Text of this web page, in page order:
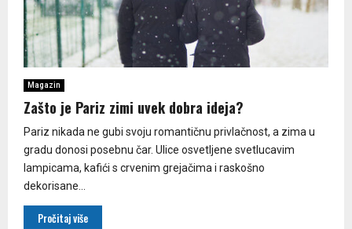
Magazin
Zašto je Pariz zimi uvek dobra ideja?
Pariz nikada ne gubi svoju romantičnu privlačnost, a zima u
gradu donosi posebnu čar. Ulice osvetljene svetlucavim
lampicama, kafići s crvenim grejačima i raskošno
dekorisane...
Pročitaj više